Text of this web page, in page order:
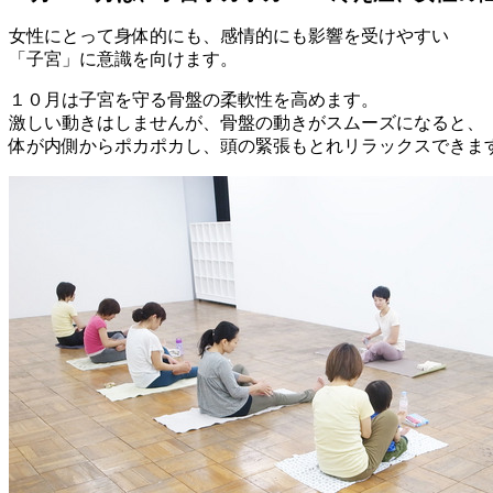
女性にとって身体的にも、感情的にも影響を受けやすい
「子宮」に意識を向けます。
１０月は子宮を守る骨盤の柔軟性を高めます。
激しい動きはしませんが、骨盤の動きがスムーズになると、
体が内側からポカポカし、頭の緊張もとれリラックスできま